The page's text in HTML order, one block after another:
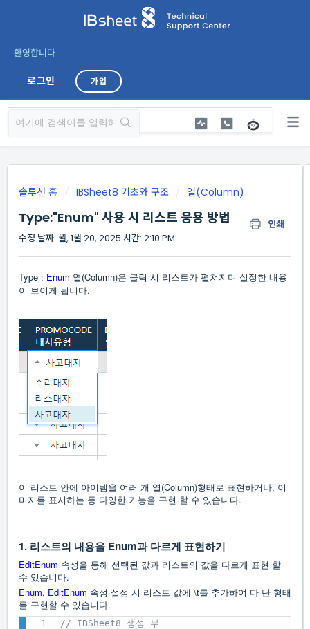
환영합니다
로그인 가입
솔루션 홈 IBSheet8 기초와 구조 열(Column)
Type:"Enum" 사용 시 리스트 응용 방법
인쇄
수정 날짜: 월, 1월 20, 2025 시간: 2:10 PM
Type : Enum 열(Column)은 클릭 시 리스트가 펼쳐지며 설정한 내용
이 보이게 됩니다.
이 리스트 안에 아이템을 여러 개 열(Column)형태로 표현하거나, 이
미지를 표시하는 등 다양한 기능을 구현 할 수 있습니다.
1. 리스트의 내용을 Enum과 다르게 표현하기
EditEnum 속성을 통해 선택된 값과 리스트의 값을 다르게 표현 할
수 있습니다.
Enum, EditEnum 속성 설정 시 리스트 값에 \t를 추가하여 다 단 형태
를 구현할 수 있습니다.
// IBSheet8 생성 부